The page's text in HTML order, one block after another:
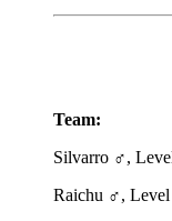
Team:
Silvarro ♂️,
Raichu ♂️, Level